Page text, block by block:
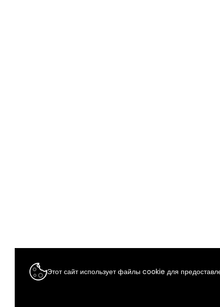
Этот сайт использует файлы cookie для